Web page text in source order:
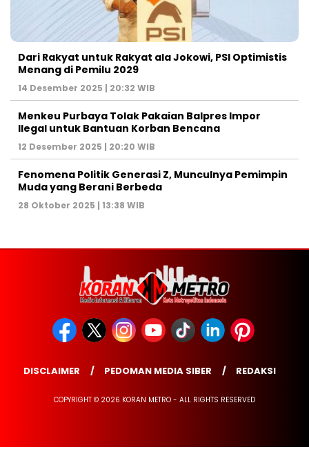
Dari Rakyat untuk Rakyat ala Jokowi, PSI Optimistis
Menang di Pemilu 2029
14 Desember 2025 | 20:32 WIB
Menkeu Purbaya Tolak Pakaian Balpres Impor
Ilegal untuk Bantuan Korban Bencana
12 Desember 2025 | 20:20 WIB
Fenomena Politik Generasi Z, Munculnya Pemimpin
Muda yang Berani Berbeda
28 Oktober 2025 | 13:38 WIB
DISCLAIMER PEDOMAN MEDIA SIBER REDAKSI
COPYRIGHT © 2026 KORAN METRO - ALL RIGHTS RESERVED